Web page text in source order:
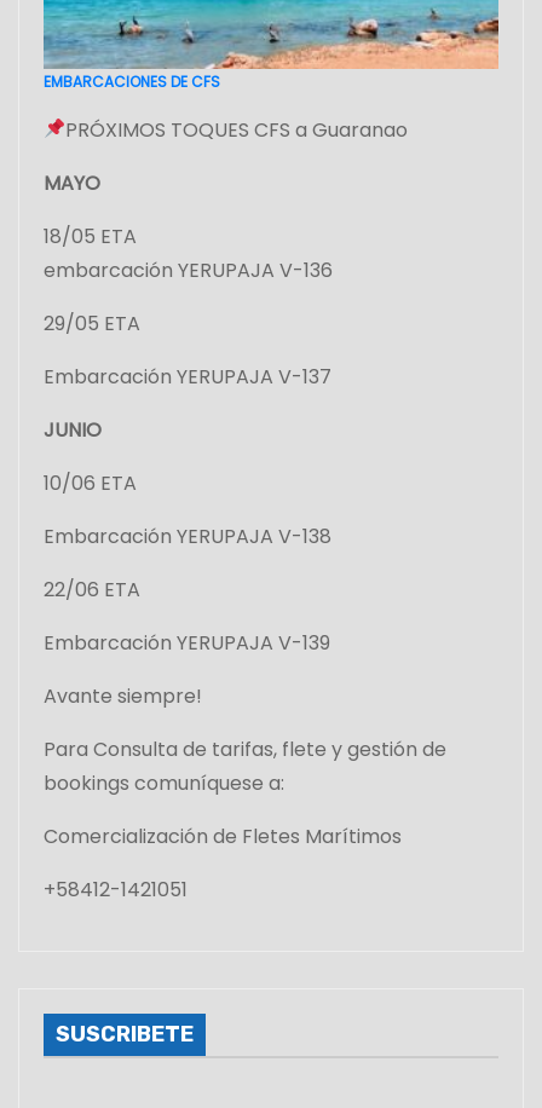
EMBARCACIONES DE CFS
PRÓXIMOS TOQUES CFS a Guaranao
MAYO
18/05 ETA
embarcación YERUPAJA V-136
29/05 ETA
Embarcación YERUPAJA V-137
JUNIO
10/06 ETA
Embarcación YERUPAJA V-138
22/06 ETA
Embarcación YERUPAJA V-139
Avante siempre!
Para Consulta de tarifas, flete y gestión de
bookings comuníquese a:
Comercialización de Fletes Marítimos
+58412-1421051
SUSCRIBETE